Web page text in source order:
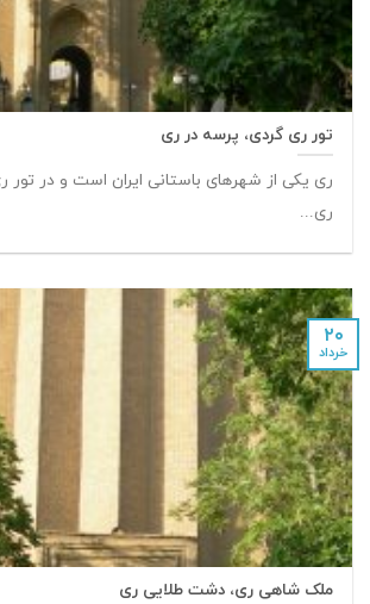
تور ری گردی، پرسه در ری
ری یکی از شهرهای باستانی ایران است و در تور
ری...
ملک شاهی ری، دشت طلایی ری
۲۰
خرداد